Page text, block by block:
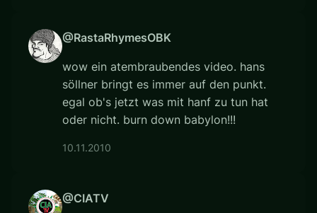
@RastaRhymesOBK
wow ein atembraubendes video. hans
söllner bringt es immer auf den punkt.
egal ob's jetzt was mit hanf zu tun hat
oder nicht. burn down babylon!!!
10.11.2010
@CIATV